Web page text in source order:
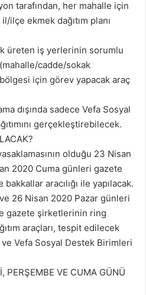
tarafından, her mahalle için
ilçe ekmek dağıtım planı
üreten iş yerlerinin sorumlu
cadde/sokak
için görev yapacak araç
dışında sadece Vefa Sosyal
gerçekleştirebilecek.
olduğu 23 Nisan
2020 Cuma günleri gazete
bakkallar aracılığı ile yapılacak.
26 Nisan 2020 Pazar günleri
gazete şirketlerinin ring
araçları, tespit edilecek
Vefa Sosyal Destek Birimleri
PERŞEMBE VE CUMA GÜNÜ